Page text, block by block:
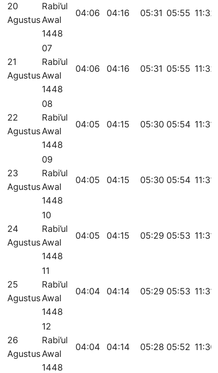
20
Agustus
Rabi’ul
Awal
1448
04:06 04:16 05:31 05:55 11:32
21
Agustus
07
Rabi’ul
Awal
1448
04:06 04:16 05:31 05:55 11:32
22
Agustus
08
Rabi’ul
Awal
1448
04:05 04:15 05:30 05:54 11:31
23
Agustus
09
Rabi’ul
Awal
1448
04:05 04:15 05:30 05:54 11:31
24
Agustus
10
Rabi’ul
Awal
1448
04:05 04:15 05:29 05:53 11:31
25
Agustus
11
Rabi’ul
Awal
1448
04:04 04:14 05:29 05:53 11:31
26
Agustus
12
Rabi’ul
Awal
1448
04:04 04:14 05:28 05:52 11:30